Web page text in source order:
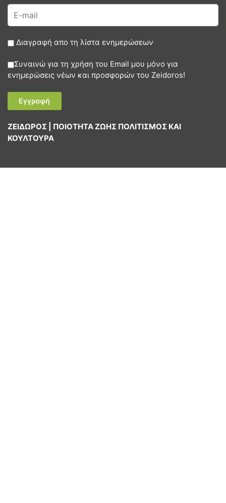
Διαγραφή απο τη λίστα ενημερώσεων
Συναινώ για τη χρήση του Email μου μόνο για
ενημερώσεις νέων και προσφορών του Zeidoros!
ΖΕΙΔΩΡΟΣ | ΠΟΙΟΤΗΤΑ ΖΩΗΣ ΠΟΛΙΤΙΣΜΟΣ ΚΑΙ
ΚΟΥΛΤΟΥΡΑ